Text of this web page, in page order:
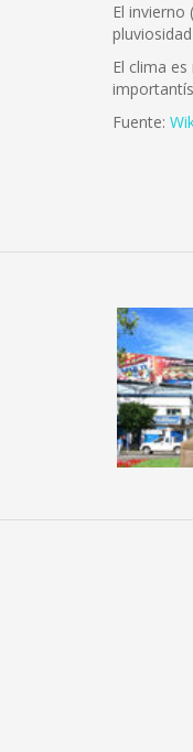
El
El clima
Fuente: